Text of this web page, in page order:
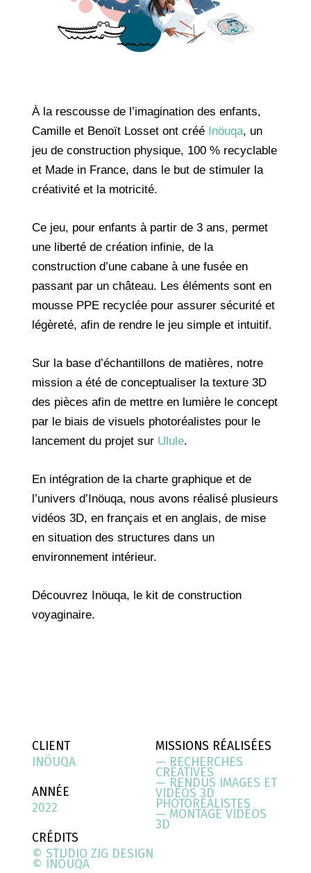
À la rescousse de l’imagination des enfants,
Camille et Benoït Losset ont créé Inöuqa, un
jeu de construction physique, 100 % recyclable
et Made in France, dans le but de stimuler la
créativité et la motricité.
Ce jeu, pour enfants à partir de 3 ans, permet
une liberté de création infinie, de la
construction d’une cabane à une fusée en
passant par un château. Les éléments sont en
mousse PPE recyclée pour assurer sécurité et
légèreté, afin de rendre le jeu simple et intuitif.
Sur la base d’échantillons de matières, notre
mission a été de conceptualiser la texture 3D
des pièces afin de mettre en lumière le concept
par le biais de visuels photoréalistes pour le
lancement du projet sur Ulule.
En intégration de la charte graphique et de
l’univers d’Inöuqa, nous avons réalisé plusieurs
vidéos 3D, en français et en anglais, de mise
en situation des structures dans un
environnement intérieur.
Découvrez Inöuqa, le kit de construction
voyaginaire.
CLIENT
INÖUQA
ANNÉE
2022
CRÉDITS
© STUDIO ZIG DESIGN
© INÖUQA
MISSIONS RÉALISÉES
— RECHERCHES
CRÉATIVES
— RENDUS IMAGES ET
VIDÉOS 3D
PHOTORÉALISTES
— MONTAGE VIDÉOS
3D